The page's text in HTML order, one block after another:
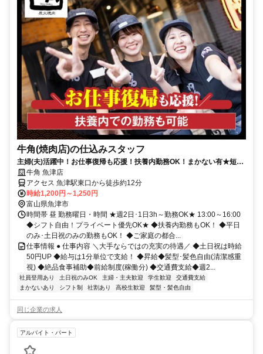
牛角(焼肉店)の仕込みスタッフ
主婦(夫)活躍中！お仕事復帰も応援！扶養内勤務OK！まかない有★短時
間OK★履歴書不要
牛角 魚津店
アクセス 魚津駅東口から徒歩約12分
時給1,200円～1,250円
富山県魚津市
時間帯 昼 勤務曜日・時間 ★週2日･1日3h～勤務OK★ 13:00～16:00
◆シフト自由！プライベート優先OK★ ◆扶養内勤務もOK！ ◆平日
のみ･土日祝のみの勤務もOK！ ◆ご家庭の都合...
仕事情報 ● 仕事内容 ＼大手ならではの充実の待遇／ ◆土日祝は時給
50円UP ◆給与は1分単位で支給！ ◆昇給◆髪型･髪色自由(清潔感重
視) ◆絶品食事補助◆前給制度(稼働分) ◆交通費支給◆週2...
社員登用あり 土日祝のみOK 主婦・主夫歓迎 学生歓迎
交通費支給
まかないあり
シフト制 社割あり 高校生歓迎 髪型・髪色自由
同じ企業の求人
アルバイト・パート